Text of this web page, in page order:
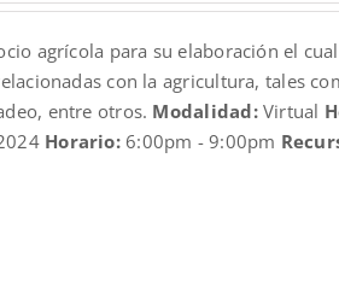
agrícola para su elaboración el
con la agricultura, tales
entre otros. Modalidad:Virtual
Horario: 6:00pm - 9:00pm